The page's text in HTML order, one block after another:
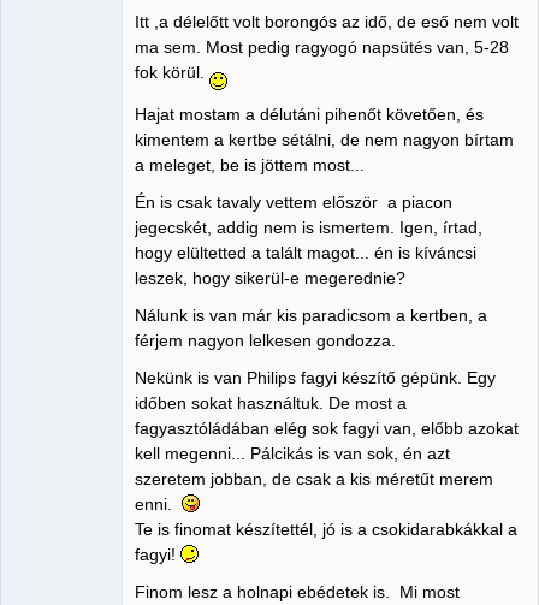
Itt ,a délelőtt volt borongós az idő, de eső nem volt
ma sem. Most pedig ragyogó napsütés van, 5-28
fok körül.
Hajat mostam a délutáni pihenőt követően, és
kimentem a kertbe sétálni, de nem nagyon bírtam
a meleget, be is jöttem most...
Én is csak tavaly vettem először a piacon
jegecskét, addig nem is ismertem. Igen, írtad,
hogy elültetted a talált magot... én is kíváncsi
leszek, hogy sikerül-e megerednie?
Nálunk is van már kis paradicsom a kertben, a
férjem nagyon lelkesen gondozza.
Nekünk is van Philips fagyi készítő gépünk. Egy
időben sokat használtuk. De most a
fagyasztóládában elég sok fagyi van, előbb azokat
kell megenni... Pálcikás is van sok, én azt
szeretem jobban, de csak a kis méretűt merem
enni.
Te is finomat készítettél, jó is a csokidarabkákkal a
fagyi!
Finom lesz a holnapi ebédetek is. Mi most